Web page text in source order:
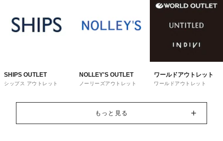
SHIPS OUTLET
シップス アウトレット
NOLLEY'S OUTLET
ノーリーズアウトレット
ワールドアウトレット
ワールドアウトレット
もっと見る